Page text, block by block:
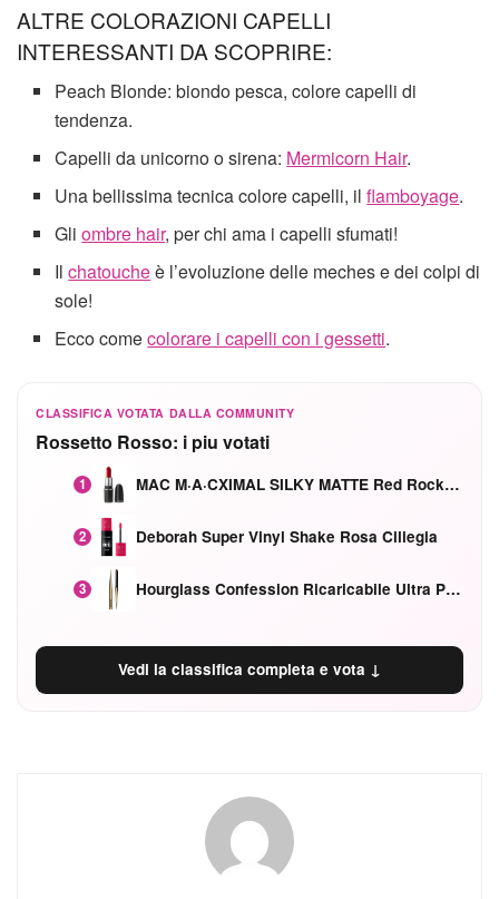
ALTRE COLORAZIONI CAPELLI
INTERESSANTI DA SCOPRIRE:
Peach Blonde: biondo pesca, colore capelli di
tendenza.
Capelli da unicorno o sirena: Mermicorn Hair.
Una bellissima tecnica colore capelli, ilflamboyage.
Gliombre hair, per chi ama i capelli sfumati!
Ilchatoucheè l’evoluzione delle meches e dei colpi di
sole!
Ecco comecolorare i capelli con i gessetti.
CLASSIFICA VOTATA DALLA COMMUNITY
Rossetto Rosso: i piu votati
1 MAC M·A·CXIMAL SILKY MATTE Red Rock mat
2 Deborah Super Vinyl Shake Rosa Ciliegia
3 Hourglass Confession Ricaricabile Ultra Preciso Ad Alta Intensità Secretly Classic Red
Vedi la classifica completa e vota ↓